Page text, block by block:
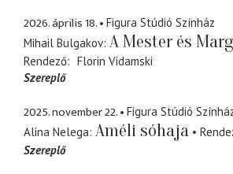
2026. április 18.
Figura Stúdió Színház
Mihail Bulgakov A Mester és
Rendező
Florin Vidamski
Szereplő
2025. november 22.
Figura Stúdió
Alina Nelega Améli sóhaja
Szereplő